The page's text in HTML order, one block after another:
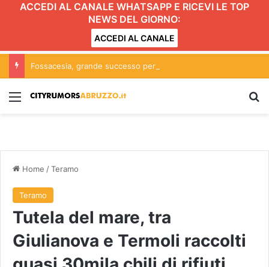
ACCEDI AL CANALE WHATSAPP E RICEVI LE TOP
NEWS DEL GIORNO:
ACCEDI AL CANALE
Menu
Home /Teramo
Teramo
Tutela del mare, tra
Giulianova e Termoli raccolti